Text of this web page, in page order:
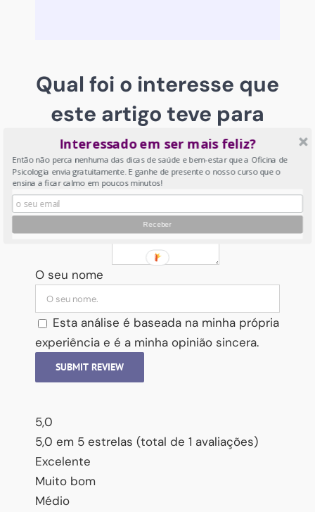
Qual foi o interesse que
este artigo teve para
si?
A sua classificação geral
A sua análise
O seu nome
Esta análise é baseada na minha própria
experiência e é a minha opinião sincera.
SUBMIT REVIEW
5,0
5,0 em 5 estrelas (total de 1 avaliações)
Excelente
Muito bom
Médio
Interessado em ser mais feliz?
Então não perca nenhuma das dicas de saúde e bem-estar que a Oficina de
Psicologia envia gratuitamente. E ganhe de presente o nosso curso que o
ensina a ficar calmo em poucos minutos!